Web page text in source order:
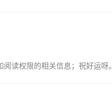
读权限的相关信息；祝好运呀。